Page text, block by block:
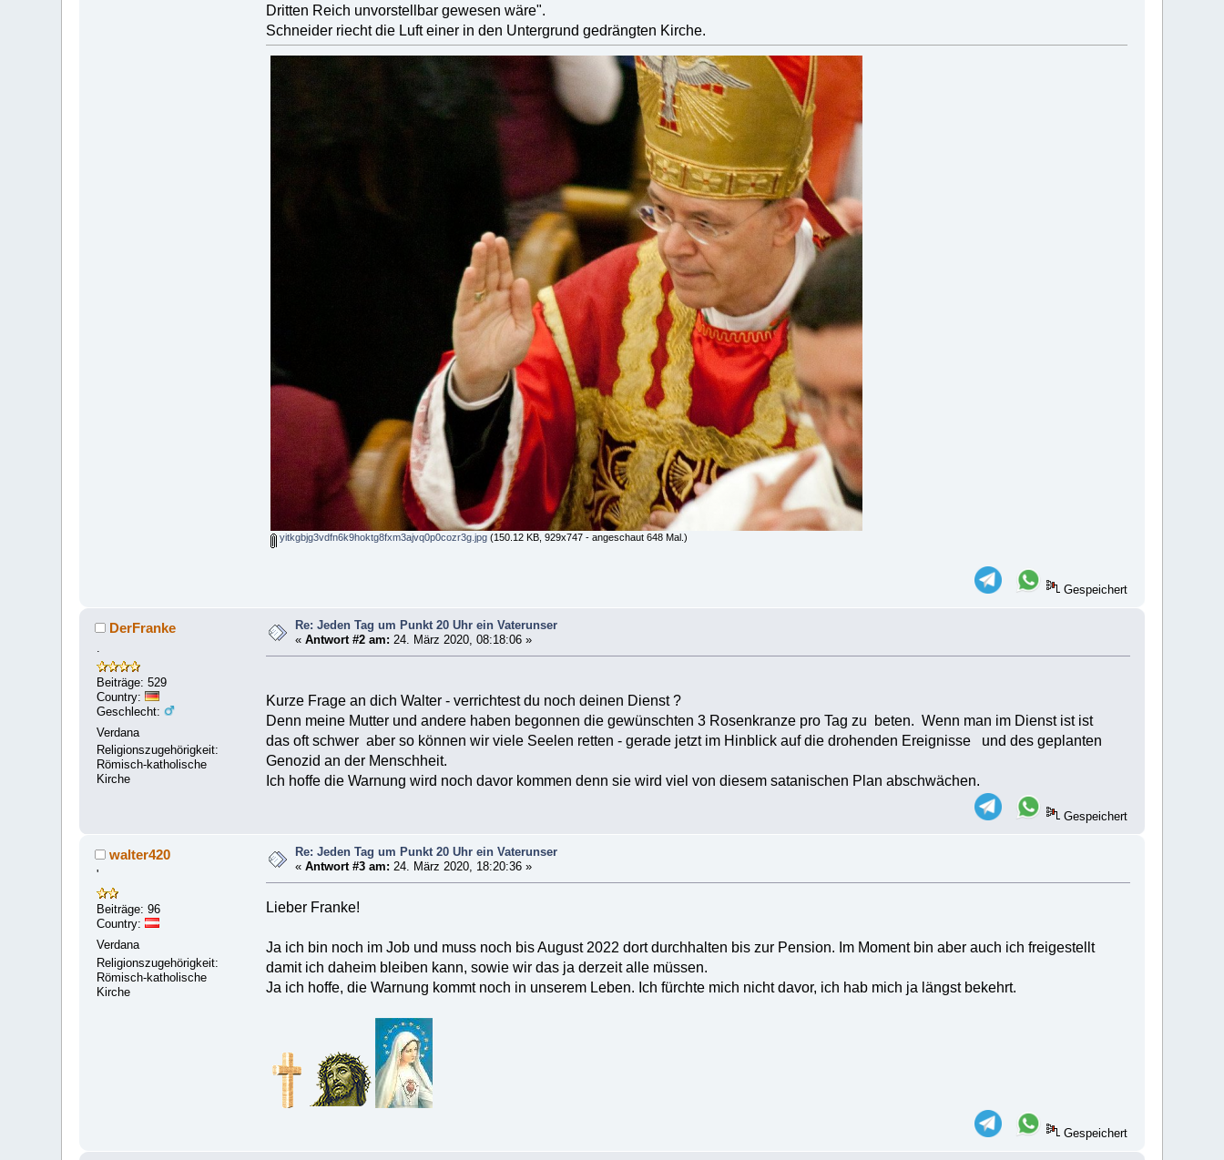
Dritten Reich unvorstellbar gewesen wäre".
Schneider riecht die Luft einer in den Untergrund gedrängten Kirche.
yitkgbjg3vdfn6k9hoktg8fxm3ajvq0p0cozr3g.jpg (150.12 KB, 929x747 - angeschaut 648 Mal.)
Gespeichert
DerFranke
Beiträge: 529
Country:
Geschlecht:
Verdana
Religionszugehörigkeit:
Römisch-katholische
Kirche
Re: Jeden Tag um Punkt 20 Uhr ein Vaterunser
«Antwort #2 am: 24. März 2020, 08:18:06 »
Kurze Frage an dich Walter - verrichtest du noch deinen Dienst ?
Denn meine Mutter und andere haben begonnen die gewünschten 3 Rosenkranze pro Tag zu beten. Wenn man im Dienst ist ist
das oft schwer aber so können wir viele Seelen retten - gerade jetzt im Hinblick auf die drohenden Ereignisse und des geplanten
Genozid an der Menschheit.
Ich hoffe die Warnung wird noch davor kommen denn sie wird viel von diesem satanischen Plan abschwächen.
Gespeichert
walter420
'
Beiträge: 96
Country:
Verdana
Religionszugehörigkeit:
Römisch-katholische
Kirche
Re: Jeden Tag um Punkt 20 Uhr ein Vaterunser
«Antwort #3 am: 24. März 2020, 18:20:36 »
Lieber Franke!
Ja ich bin noch im Job und muss noch bis August 2022 dort durchhalten bis zur Pension. Im Moment bin aber auch ich freigestellt
damit ich daheim bleiben kann, sowie wir das ja derzeit alle müssen.
Ja ich hoffe, die Warnung kommt noch in unserem Leben. Ich fürchte mich nicht davor, ich hab mich ja längst bekehrt.
Gespeichert